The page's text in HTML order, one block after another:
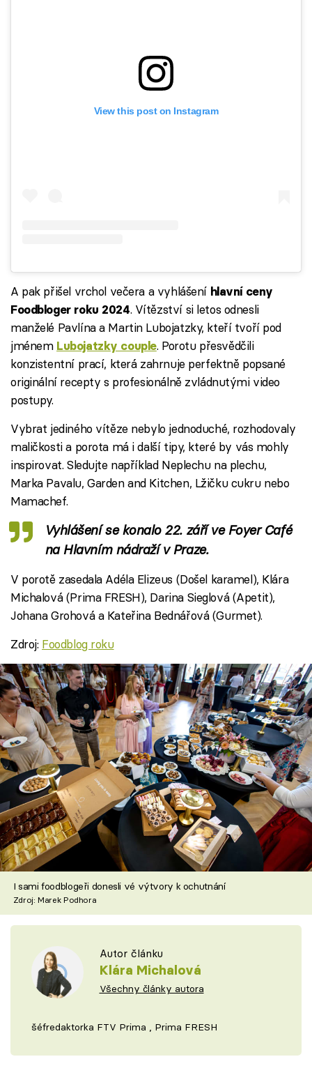
View this post on Instagram
A pak přišel vrchol večera a vyhlášení hlavní ceny
Foodbloger roku 2024. Vítězství si letos odnesli
manželé Pavlína a Martin Lubojatzky, kteří tvoří pod
jménem Lubojatzky couple. Porotu přesvědčili
konzistentní prací, která zahrnuje perfektně popsané
originální recepty s profesionálně zvládnutými video
postupy.
Vybrat jediného vítěze nebylo jednoduché, rozhodovaly
maličkosti a porota má i další tipy, které by vás mohly
inspirovat. Sledujte například Neplechu na plechu,
Marka Pavalu, Garden and Kitchen, Lžičku cukru nebo
Mamachef.
Vyhlášení se konalo 22. září ve Foyer Café
na Hlavním nádraží v Praze.
V porotě zasedala Adéla Elizeus (Došel karamel), Klára
Michalová (Prima FRESH), Darina Sieglová (Apetit),
Johana Grohová a Kateřina Bednářová (Gurmet).
Zdroj: Foodblog roku
I sami foodblogeři donesli vé výtvory k ochutnání
Zdroj: Marek Podhora
Autor článku
Klára Michalová
Všechny články autora
šéfredaktorka FTV Prima , Prima FRESH